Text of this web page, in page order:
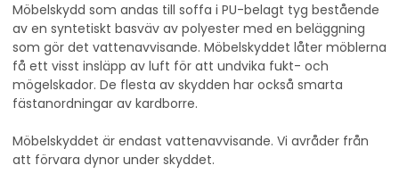
Möbelskydd som andas till soffa i PU-belagt tyg bestående
av en syntetiskt basväv av polyester med en beläggning
som gör det vattenavvisande. Möbelskyddet låter möblerna
få ett visst insläpp av luft för att undvika fukt- och
mögelskador. De flesta av skydden har också smarta
fästanordningar av kardborre.
Möbelskyddet är endast vattenavvisande. Vi avråder från
att förvara dynor under skyddet.